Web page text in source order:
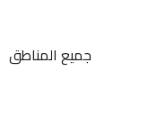
جميع المناطق